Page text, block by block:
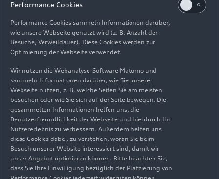
Foto
Die neue
Audie-tron GT
18.06.2024
Die neue
Audie-tron GT
Performance Cookies
Performance Cookies sammeln Informationen darüber,
wie unsere Webseite genutzt wird (z. B. Anzahl der
Besuche, Verweildauer). Diese Cookies werden zur
Optimierung der Webseite verwendet.
Wir nutzen die Webanalyse-Software Matomo und
sammeln Informationen darüber, wie Sie unsere
Webseite nutzen, z. B. welche Seiten Sie am meisten
besuchen oder wie Sie sich auf der Seite bewegen. Die
gesammelten Informationen helfen uns, die
Benutzerfreundlichkeit der Webseite und hierdurch Ihr
Nutzererlebnis zu verbessern. Außerdem helfen uns
diese Cookies dabei, zu verstehen, woran Sie beim
Besuch unserer Website interessiert sind, damit wir
unser Angebot optimieren können. Bitte beachten Sie,
dass Sie Ihre Einwilligung bezüglich der Platzierung von